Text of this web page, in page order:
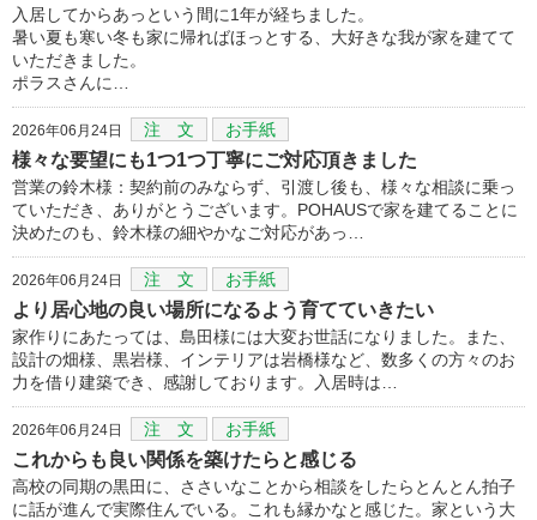
入居してからあっという間に1年が経ちました。
暑い夏も寒い冬も家に帰ればほっとする、大好きな我が家を建てて
いただきました。
ポラスさんに…
2026年06月24日 注 文 お手紙
様々な要望にも1つ1つ丁寧にご対応頂きました
営業の鈴木様：契約前のみならず、引渡し後も、様々な相談に乗っ
ていただき、ありがとうございます。POHAUSで家を建てることに
決めたのも、鈴木様の細やかなご対応があっ…
2026年06月24日 注 文 お手紙
より居心地の良い場所になるよう育てていきたい
家作りにあたっては、島田様には大変お世話になりました。また、
設計の畑様、黒岩様、インテリアは岩橋様など、数多くの方々のお
力を借り建築でき、感謝しております。入居時は…
2026年06月24日 注 文 お手紙
これからも良い関係を築けたらと感じる
高校の同期の黒田に、ささいなことから相談をしたらとんとん拍子
に話が進んで実際住んでいる。これも縁かなと感じた。家という大